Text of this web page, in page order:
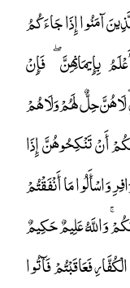
﴿9﴾ يَا أَيُّهَا الَّذِينَ آمَنُوا إِذَا جَاءَكُمُ
بِإِيمَانِهِنَّ ۖ فَإِنْ
هُنَّ حِلٌّ لَهُمْ وَلَا هُمْ
أَنْ تَنْكِحُوهُنَّ إِذَا
وَاسْأَلُوا مَا أَنْفَقْتُمْ
وَاللَّهُ عَلِيمٌ حَكِيمٌ
فَعَاقَبْتُمْ فَآتُوا